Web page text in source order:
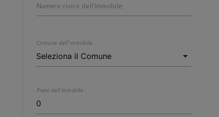
Numero civico dell'immobile:
Comune dell'immobile:
Piano dell'immobile: